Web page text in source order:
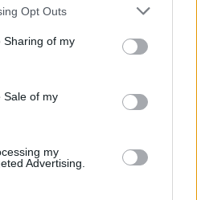
app uses one or more Google
behaviour. You may click to
and its third-party tags to
purposes in below Google
Opt Outs
Sharing of my
Sale of my
my
Advertising.
τις σημαντικές
στα αποτελέσματα
Google